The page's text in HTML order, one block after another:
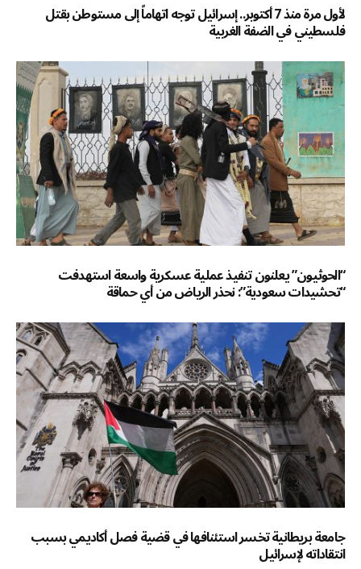
لأول مرة منذ 7 أكتوبر.. إسرائيل توجه اتهاماً إلى مستوطن بقتل
فلسطيني في الضفة الغربية
“الحوثيون” يعلنون تنفيذ عملية عسكرية واسعة استهدفت
“تحشيدات سعودية”: نحذر الرياض من أي حماقة
جامعة بريطانية تخسر استئنافها في قضية فصل أكاديمي بسبب
انتقاداته لإسرائيل